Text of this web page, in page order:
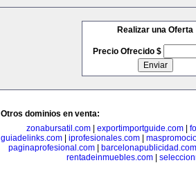
Realizar una Oferta
Precio Ofrecido $
Otros dominios en venta:
zonabursatil.com
exportimportguide.com
guiadelinks.com
iprofesionales.com
paginaprofesional.com|
barcelonapublicidad.com
rentadeinmuebles.com|